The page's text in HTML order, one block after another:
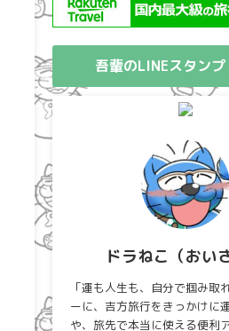
吾輩のLINEスタンプ
ドラねこ（おい
「運も人生も、自分で掴み取
ーに、吉方旅行をきっかけに
や、旅先で本当に使える便利